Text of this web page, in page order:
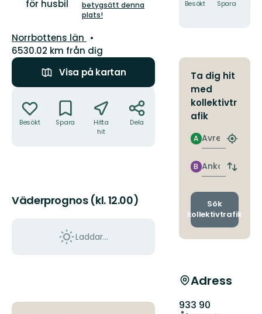
för husbil
5
stjärnor
betygsätt denna
plats!
Län:
Norrbottens län
6530.02 km från dig
Visa på kartan
Besökt Spara
Hitta
hit
Dela
Väderprognos (kl. 12.00)
Laddar...
Besökt Spara
Ta dig hit
med
kollektivtr
afik
Avresa
A
Hitta
Ankomst
B
Byt
och
Sök
kollektivtrafik
Adress
933 90